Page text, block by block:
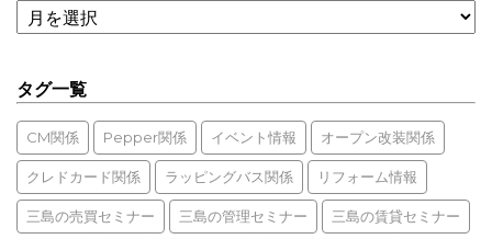
タグ一覧
CM関係 Pepper関係 イベント情報 オープン改装関係
クレドカード関係 ラッピングバス関係 リフォーム情報
三島の売買セミナー 三島の管理セミナー 三島の賃貸セミナー